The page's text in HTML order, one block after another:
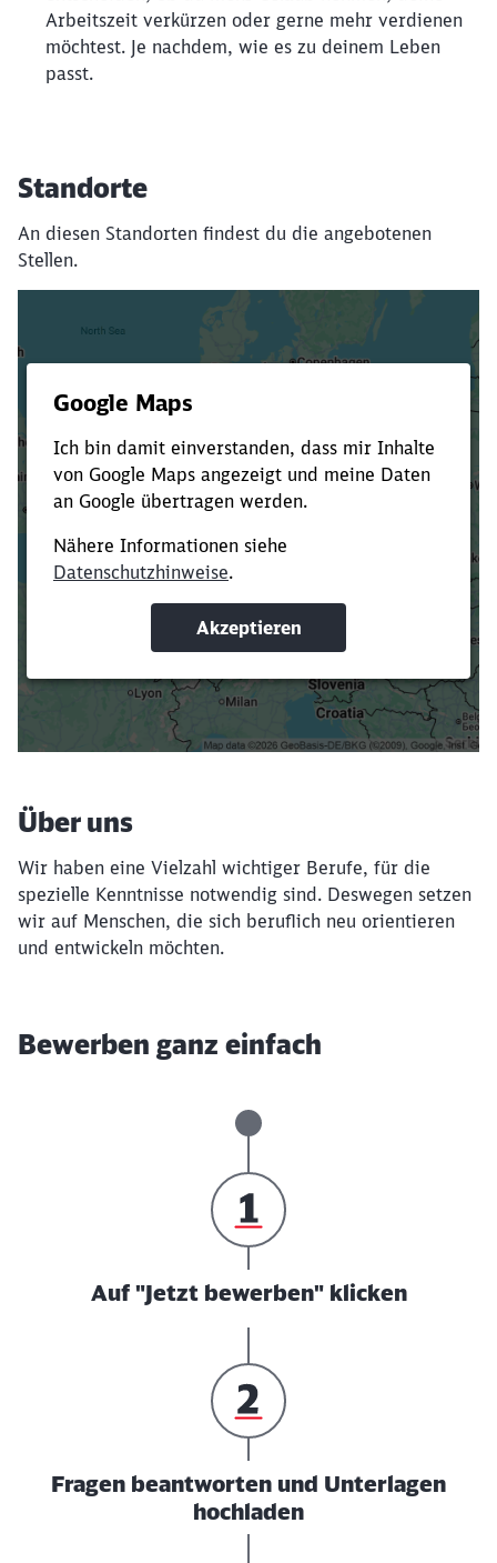
Arbeitszeit verkürzen oder gerne mehr verdienen
möchtest. Je nachdem, wie es zu deinem Leben
passt.
Standorte
An diesen Standorten findest du die angebotenen
Stellen.
Verkürze die Ladezeit, indem du Suchbegriffe
oder Filter hinzufügst.
Suchbegriffe eingeben
Filter setzen
Über uns
Wir haben eine Vielzahl wichtiger Berufe, für die
spezielle Kenntnisse notwendig sind. Deswegen setzen
wir auf Menschen, die sich beruflich neu orientieren
und entwickeln möchten.
Bewerben ganz einfach
Auf "Jetzt bewerben" klicken
Fragen beantworten und Unterlagen
hochladen